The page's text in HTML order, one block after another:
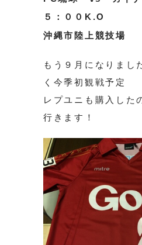
５：００K.O
沖縄市陸上競技場
もう９月になりまし
く今季初観戦予定
レプユニも購入した
行きます！